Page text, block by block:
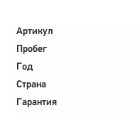
Артикул
Пробег
Год
Страна
Гарантия